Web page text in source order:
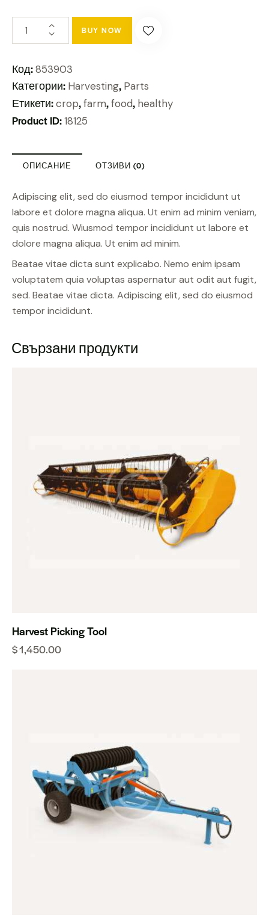
BUY NOW
Код:853903
Категории: Harvesting, Parts
Етикети:crop,farm,food, healthy
Product ID:18125
ОПИСАНИЕ ОТЗИВИ (0)
Adipiscing elit, sed do eiusmod tempor incididunt ut
labore et dolore magna aliqua. Ut enim ad minim veniam,
quis nostrud. Wiusmod tempor incididunt ut labore et
dolore magna aliqua. Ut enim ad minim.
Beatae vitae dicta sunt explicabo. Nemo enim ipsam
voluptatem quia voluptas aspernatur aut odit aut fugit,
sed. Beatae vitae dicta. Adipiscing elit, sed do eiusmod
tempor incididunt.
Свързани продукти
Harvest Picking Tool
$1,450.00